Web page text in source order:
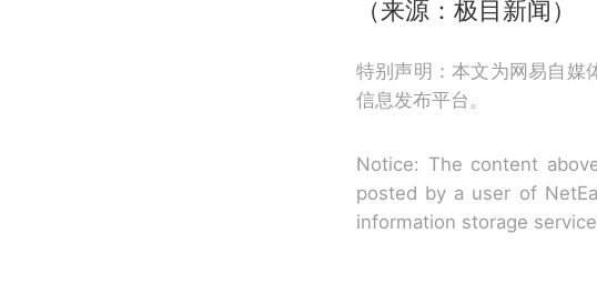
（来源：极目新闻）
特别声明：本文为网易自媒
信息发布平台。
Notice: The content
posted by a user of
information storage